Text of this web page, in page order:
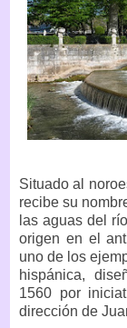
Situado al
recibe su
las aguas del
origen en el
uno de los
hispánica,
1560 por
dirección de